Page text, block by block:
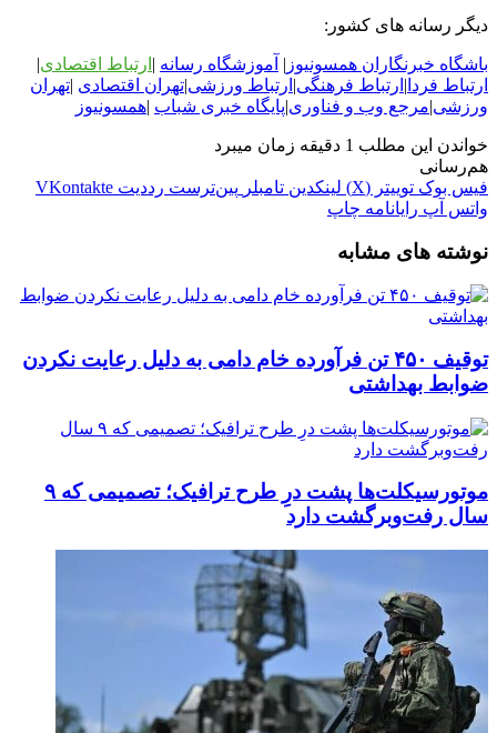
دیگر رسانه های کشور:
باشگاه خبرنگاران همسونیوز | آموزشگاه رسانه | ارتباط اقتصادی|
ارتباط فردا | ارتباط فرهنگی| ارتباط ورزشی|تهران اقتصادی |تهران
ورزشی|مرجع وب و فناوری|پایگاه خبری شباب |همسونیوز
خواندن این مطلب 1 دقیقه زمان میبرد
هم‌رسانی
فیس بوک توییتر (X) لینکدین ‫تامبلر ‫پین‌ترست ‫رددیت ‫VKontakte
واتس آپ رایانامه چاپ
نوشته های مشابه
توقیف ۴۵۰ تن فرآورده خام دامی به دلیل رعایت نکردن
ضوابط بهداشتی
موتورسیکلت‌ها پشت درِ طرح ترافیک؛ تصمیمی که ۹
سال رفت‌وبرگشت دارد